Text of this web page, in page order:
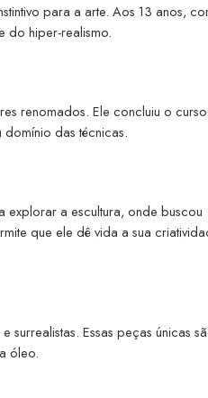
para a arte. Aos 13 anos,
do hiper-realismo.
renomados. Ele concluiu o
das técnicas.
explorar a escultura, onde buscou
que ele dê vida a sua
surrealistas. Essas peças únicas
óleo.